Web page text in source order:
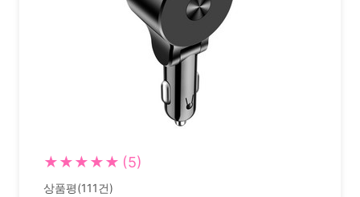
★★★★★ (5)
상품평(111건)